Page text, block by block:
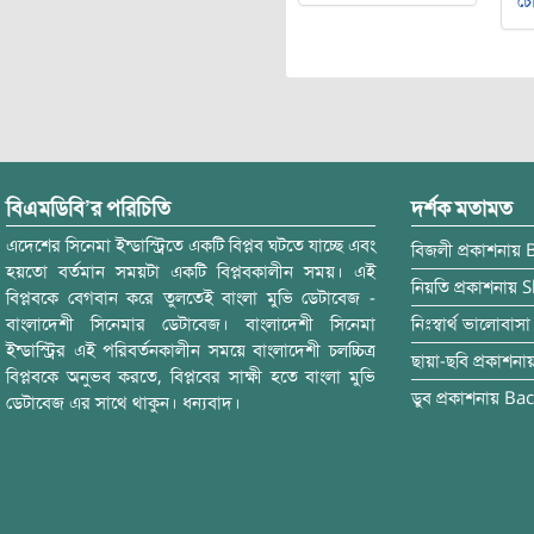
বিএমডিবি’র পরিচিতি
এদেশের সিনেমা ইন্ডাস্ট্রিতে একটি বিপ্লব ঘটতে যাচ্ছে এবং
হয়তো বর্তমান সময়টা একটি বিপ্লবকালীন সময়। এই
বিপ্লবকে বেগবান করে তুলতেই বাংলা মুভি ডেটাবেজ -
বাংলাদেশী সিনেমার ডেটাবেজ। বাংলাদেশী সিনেমা
ইন্ডাস্ট্রির এই পরিবর্তনকালীন সময়ে বাংলাদেশী চলচ্চিত্র
বিপ্লবকে অনুভব করতে, বিপ্লবের সাক্ষী হতে বাংলা মুভি
ডেটাবেজ এর সাথে থাকুন। ধন্যবাদ।
দর্শক মতামত
বিজলী প্রকাশনায়
নিয়তি প্রকাশনায়
নিঃস্বার্থ ভালোবাসা
ছায়া-ছবি
ডুব প্রকাশনায়